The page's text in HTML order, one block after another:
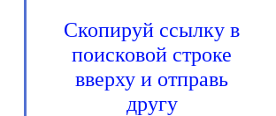
Скопируй ссылку в
поисковой строке
вверху и отправь
другу